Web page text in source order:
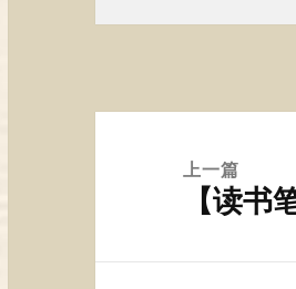
于
上一篇
文
【读